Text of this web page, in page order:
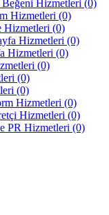
Hizmetleri (0)
Hizmetleri (0)
Hizmetleri (0)
Hizmetleri (0)
Hizmetleri (0)
(0)
(0)
(0)
Hizmetleri (0)
Hizmetleri (0)
PR Hizmetleri (0)